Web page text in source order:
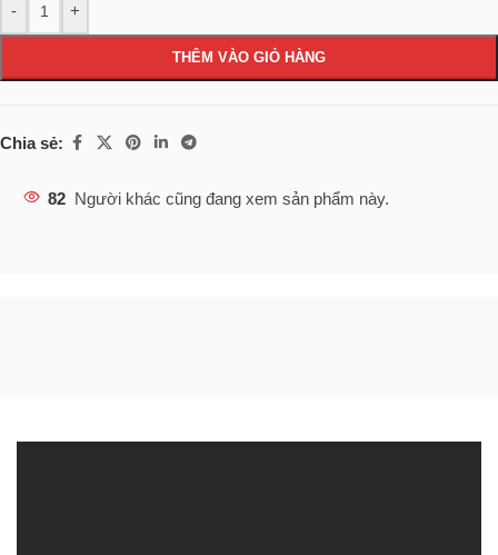
- +
THÊM VÀO GIỎ HÀNG
Chia sẻ:
82 Người khác cũng đang xem sản phẩm này.